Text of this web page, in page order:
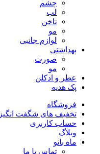
چشم
لب
ناخن
مو
لوازم جانبی
بهداشتی
صورت
مو
عطر و ادکلن
پک هدیه
فروشگاه
تخفیف های شگفت انگیز
حساب کاربری
وبلاگ
ماه بانو
تماس با ما